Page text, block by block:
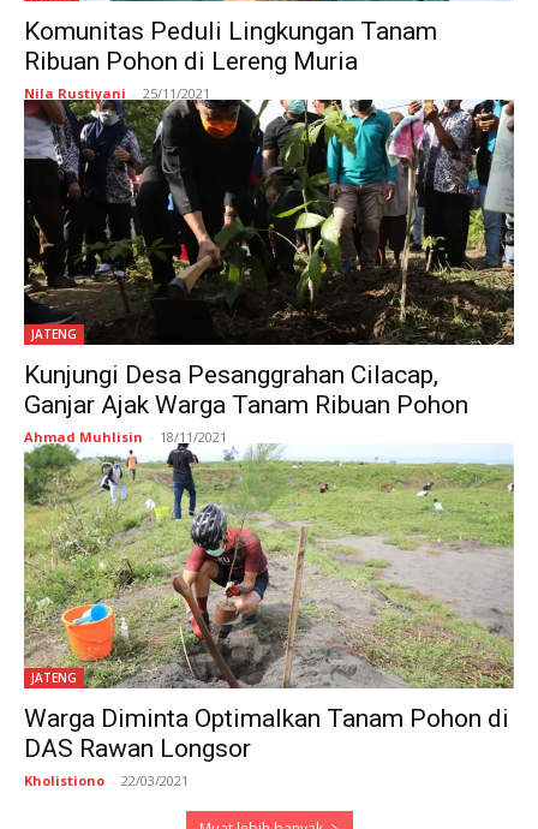
Komunitas Peduli Lingkungan Tanam
Ribuan Pohon di Lereng Muria
Nila Rustiyani - 25/11/2021
JATENG
Kunjungi Desa Pesanggrahan Cilacap,
Ganjar Ajak Warga Tanam Ribuan Pohon
Ahmad Muhlisin - 18/11/2021
JATENG
Warga Diminta Optimalkan Tanam Pohon di
DAS Rawan Longsor
Kholistiono - 22/03/2021